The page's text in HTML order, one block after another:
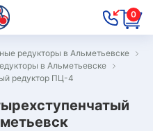
0
редукторы в Альметьевске
в Альметьевске
редуктор ПЦ-4